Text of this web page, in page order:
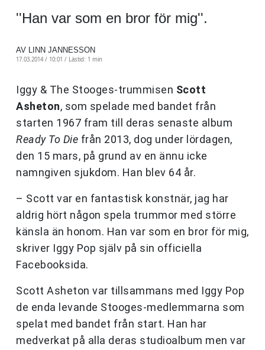
''Han var som en bror för mig''.
AV LINN JANNESSON
17.03.2014 / 10:01 / Lästid: 1 min
Iggy & The Stooges-trummisen Scott
Asheton, som spelade med bandet från
starten 1967 fram till deras senaste album
Ready To Die från 2013, dog under lördagen,
den 15 mars, på grund av en ännu icke
namngiven sjukdom. Han blev 64 år.
– Scott var en fantastisk konstnär, jag har
aldrig hört någon spela trummor med större
känsla än honom. Han var som en bror för mig,
skriver Iggy Pop själv på sin officiella
Facebooksida.
Scott Asheton var tillsammans med Iggy Pop
de enda levande Stooges-medlemmarna som
spelat med bandet från start. Han har
medverkat på alla deras studioalbum men var